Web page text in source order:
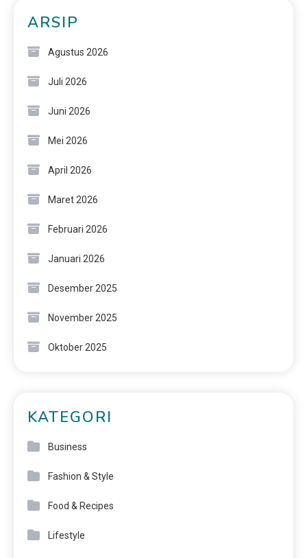
ARSIP
Agustus 2026
Juli 2026
Juni 2026
Mei 2026
April 2026
Maret 2026
Februari 2026
Januari 2026
Desember 2025
November 2025
Oktober 2025
KATEGORI
Business
Fashion & Style
Food & Recipes
Lifestyle